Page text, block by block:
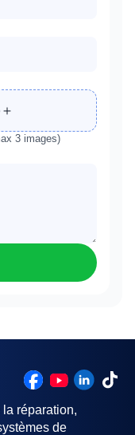
3 images)
réparation,
de